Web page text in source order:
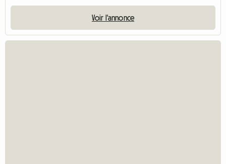
Voir l'annonce